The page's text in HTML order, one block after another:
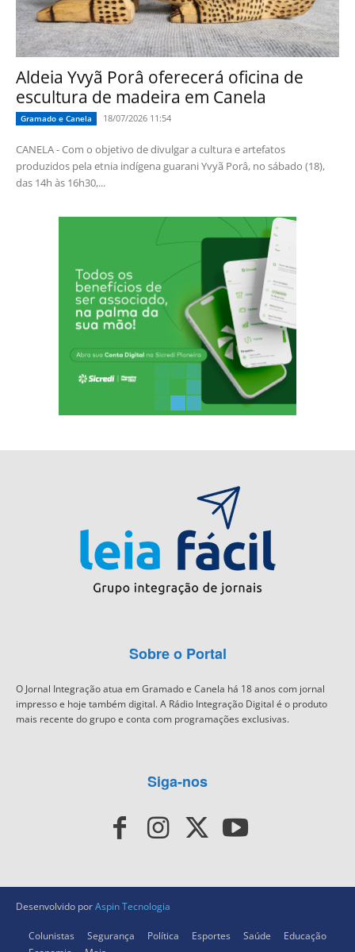
Aldeia Yvyã Porâ oferecerá oficina de
escultura de madeira em Canela
Gramado e Canela 18/07/2026 11:54
CANELA - Com o objetivo de divulgar a cultura e artefatos
produzidos pela etnia indígena guarani Yvyã Porâ, no sábado (18),
das 14h às 16h30,...
Sobre o Portal
O Jornal Integração atua em Gramado e Canela há 18 anos com jornal
impresso e hoje também digital. A Rádio Integração Digital é o produto
mais recente do grupo e conta com programações exclusivas.
Siga-nos
Desenvolvido porAspin Tecnologia
Colunistas Segurança Política Esportes Saúde
Educação